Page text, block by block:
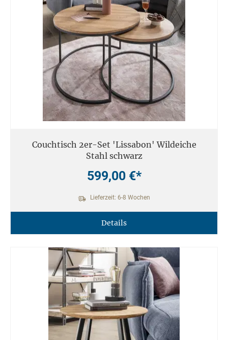
Couchtisch 2er-Set 'Lissabon' Wildeiche
Stahl schwarz
599,00 €*
Lieferzeit: 6-8 Wochen
Details